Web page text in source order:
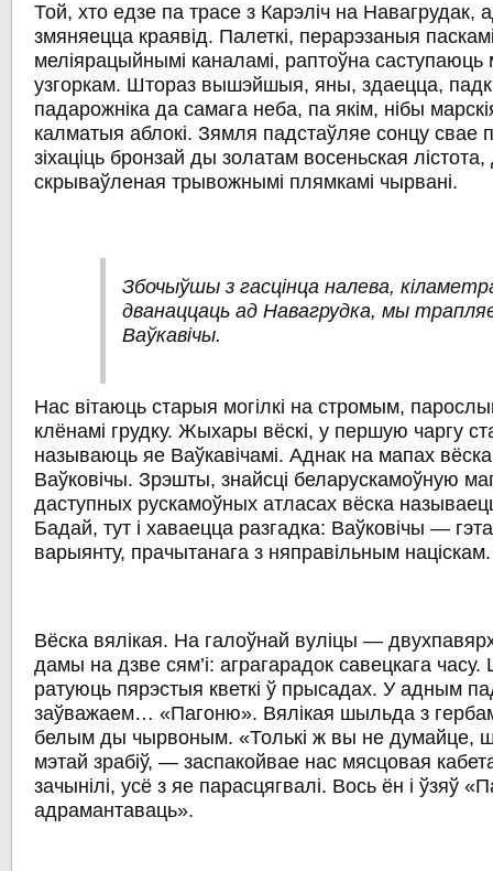
Той, хто едзе па трасе з Карэліч на Навагрудак,
змяняецца краявід. Палеткі, перарэзаныя
меліярацыйнымі каналамі, раптоўна саступаюць
узгоркам. Штораз вышэйшыя, яны, здаецца,
падарожніка да самага неба, па якім, нібы
калматыя аблокі. Зямля падстаўляе сонцу свае
зіхаціць бронзай ды золатам восеньская лістота,
скрываўленая трывожнымі плямкамі чырвані.
Збочыўшы з гасцінца налева,
дванаццаць ад Навагрудка, мы
Ваўкавічы.
Нас вітаюць старыя могілкі на стромым,
клёнамі грудку. Жыхары вёскі, у першую чаргу
называюць яе Ваўкавічамі. Аднак на мапах
Ваўковічы. Зрэшты, знайсці беларускамоўную
даступных рускамоўных атласах вёска
Бадай, тут і хаваецца разгадка: Ваўковічы —
варыянту, прачытанага з няправільным націскам.
Вёска вялікая. На галоўнай вуліцы —
дамы на дзве сям’і: аграгарадок савецкага
ратуюць пярэстыя кветкі ў прысадах. У адным
заўважаем… «Пагоню». Вялікая шыльда з
белым ды чырвоным. «Толькі ж вы не думайце,
мэтай зрабіў, — заспакойвае нас мясцовая
зачынілі, усё з яе парасцягвалі. Вось ён і ўзяў
адрамантаваць».